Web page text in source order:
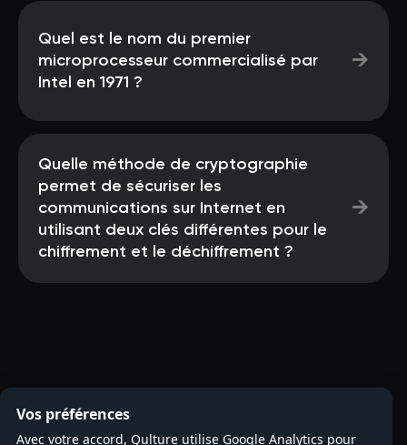
Quel est le nom du premier
microprocesseur commercialisé par
Intel en 1971 ?
→
Quelle méthode de cryptographie
permet de sécuriser les
communications sur Internet en
utilisant deux clés différentes pour le
chiffrement et le déchiffrement ?
→
Vos préférences
Avec votre accord, Qulture utilise Google Analytics pour